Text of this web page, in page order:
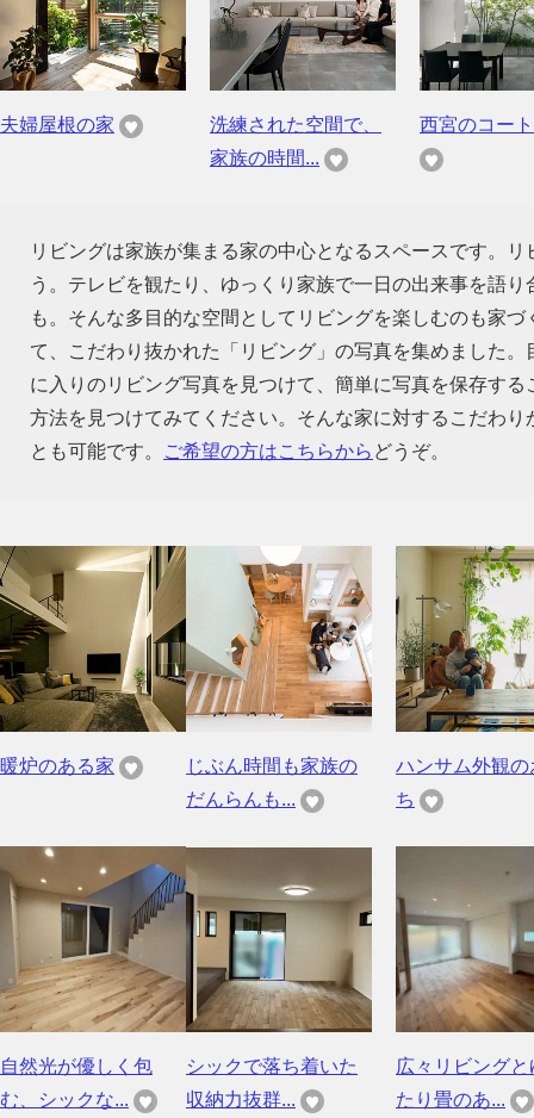
夫婦屋根の家
洗練された空間で、
家族の時間...
西宮のコー
リビングは家族が集まる家の中心となるスペースです。
う。テレビを観たり、ゆっくり家族で一日の出来事を語
も。そんな多目的な空間としてリビングを楽しむのも家
て、こだわり抜かれた「リビング」の写真を集めました
に入りのリビング写真を見つけて、簡単に写真を保存す
方法を見つけてみてください。そんな家に対するこだわ
とも可能です。
ご希望の方はこちらから どうぞ。
暖炉のある家
じぶん時間も家族の
だんらんも...
ハンサム外観の
ち
自然光が優しく包
む、シックな...
シックで落ち着いた
収納力抜群...
広々リビングと
たり畳のあ...